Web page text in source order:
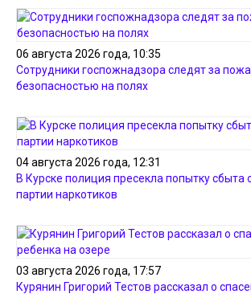
06 августа 2026 года, 10:35
Сотрудники госпожнадзора следят за
безопасностью на полях
04 августа 2026 года, 12:31
В Курске полиция пресекла попытку сбыта
партии наркотиков
03 августа 2026 года, 17:57
Курянин Григорий Тестов рассказал о